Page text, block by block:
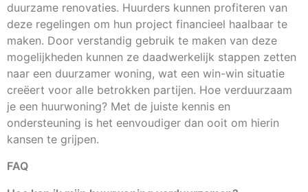
duurzame renovaties. Huurders kunnen profiteren van
deze regelingen om hun project financieel haalbaar te
maken. Door verstandig gebruik te maken van deze
mogelijkheden kunnen ze daadwerkelijk stappen zetten
naar een duurzamer woning, wat een win-win situatie
creëert voor alle betrokken partijen. Hoe verduurzaam
je een huurwoning? Met de juiste kennis en
ondersteuning is het eenvoudiger dan ooit om hierin
kansen te grijpen.
FAQ